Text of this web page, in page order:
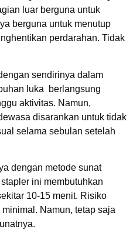
luar berguna untuk
berguna untuk menutup
perdarahan. Tidak
sendirinya dalam
luka berlangsung
aktivitas. Namun,
disarankan untuk tidak
selama sebulan setelah
dengan metode sunat
ini membutuhkan
10-15 menit. Risiko
Namun, tetap saja